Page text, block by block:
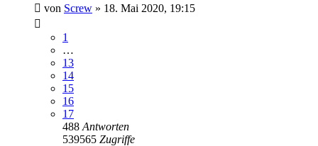
von Screw » 18. Mai 2020, 19:15
1
…
13
14
15
16
17
488 Antworten
539565 Zugriffe